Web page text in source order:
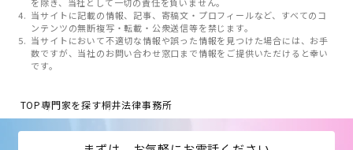
当サイトに記載の情報、記事、寄稿文・プロフィールなど、すべてのコ
ンテンツの無断複写・転載・公衆送信等を禁じます。
当サイトにおいて不適切な情報や誤った情報を見つけた場合には、お手
数ですが、当社のお問い合わせ窓口まで情報をご提供いただけると幸い
です。
TOP専門家を探す桐井法律事務所